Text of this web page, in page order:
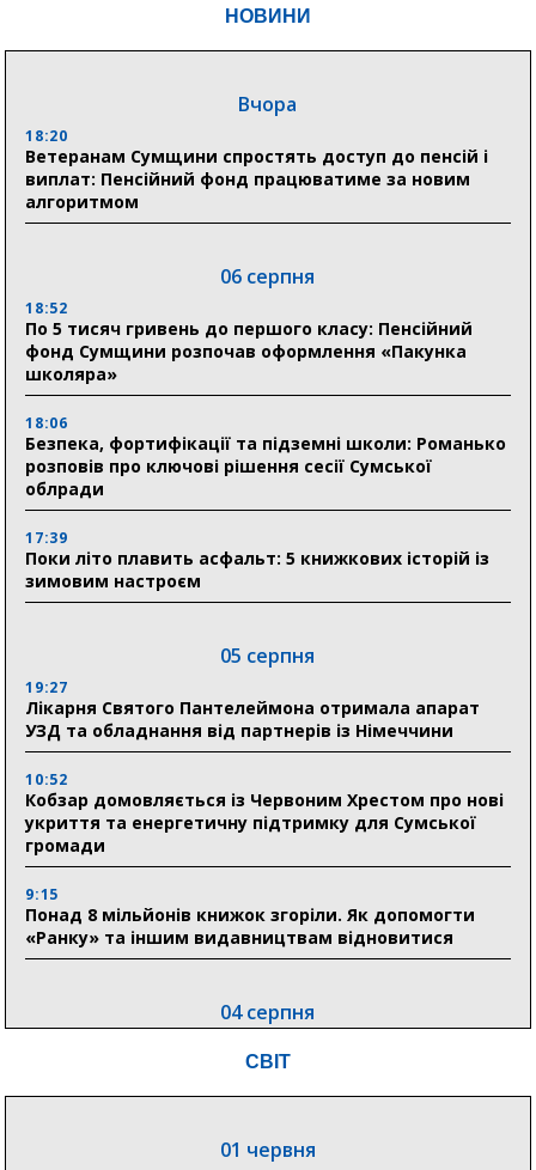
НОВИНИ
Вчора
18:20
Ветеранам Сумщини спростять доступ до пенсій і
виплат: Пенсійний фонд працюватиме за новим
алгоритмом
06 серпня
18:52
По 5 тисяч гривень до першого класу: Пенсійний
фонд Сумщини розпочав оформлення «Пакунка
школяра»
18:06
Безпека, фортифікації та підземні школи: Романько
розповів про ключові рішення сесії Сумської
облради
17:39
Поки літо плавить асфальт: 5 книжкових історій із
зимовим настроєм
05 серпня
19:27
Лікарня Святого Пантелеймона отримала апарат
УЗД та обладнання від партнерів із Німеччини
10:52
Кобзар домовляється із Червоним Хрестом про нові
укриття та енергетичну підтримку для Сумської
громади
9:15
Понад 8 мільйонів книжок згоріли. Як допомогти
«Ранку» та іншим видавництвам відновитися
04 серпня
Пенсійний фонд Сумщини спрямував 0,2 млрд грн
СВІТ
01 червня